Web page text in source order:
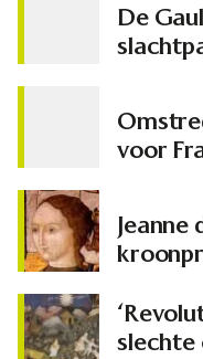
De
voor
Jeanne
slechte